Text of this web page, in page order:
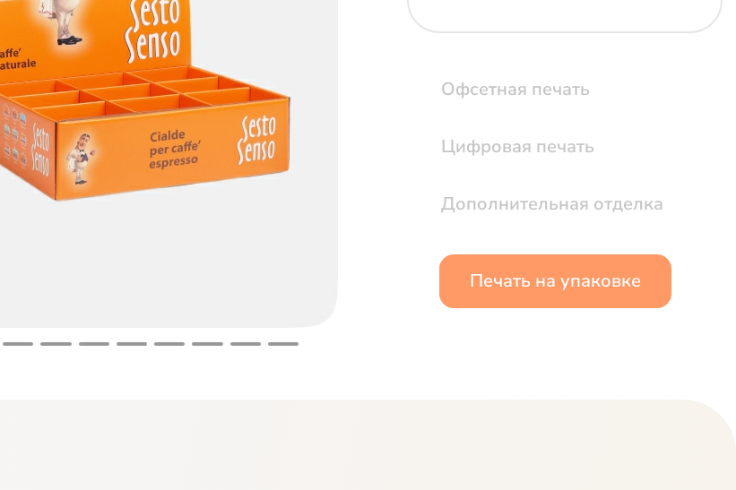
Офсетная печать
Цифровая печать
Дополнительная отделка
Печать на упаковке